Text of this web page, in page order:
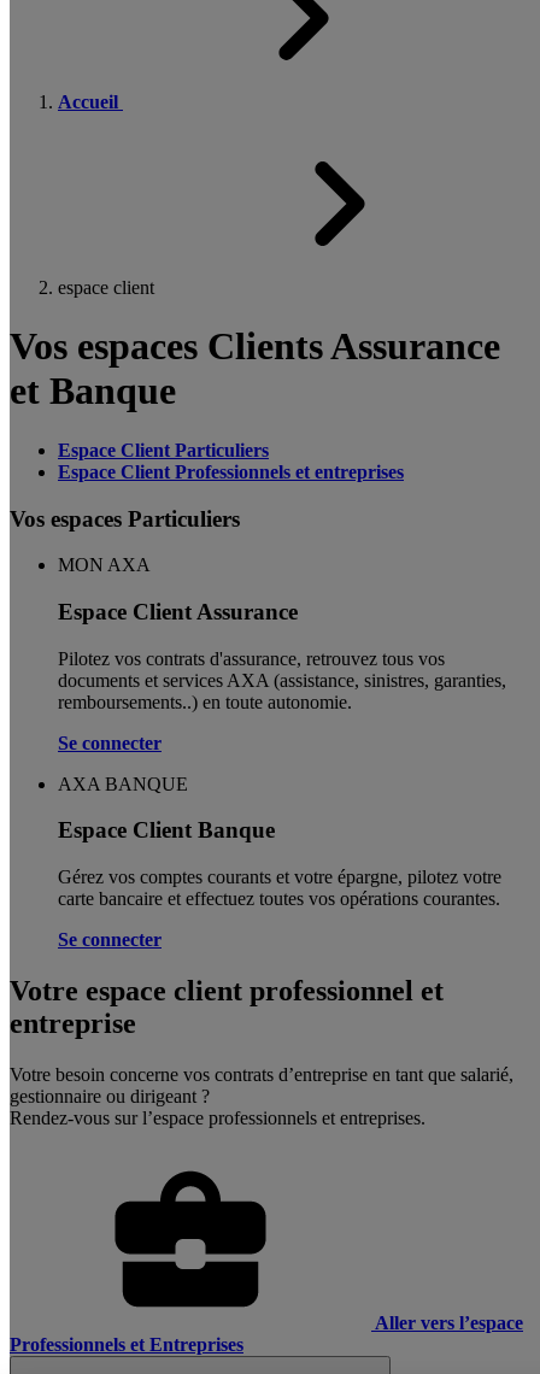
Accueil
espace client
Vos espaces Clients Assurance
et Banque
Espace Client Particuliers
Espace Client Professionnels et entreprises
Vos espaces Particuliers
MON AXA
Espace Client Assurance
Pilotez vos contrats d'assurance, retrouvez tous vos
documents et services AXA (assistance, sinistres, garanties,
remboursements..) en toute autonomie. ​
Se connecter
AXA BANQUE
Espace Client Banque
Gérez vos comptes courants et votre épargne, pilotez votre
carte bancaire et effectuez toutes vos opérations courantes.
Se connecter
Votre espace client professionnel et
entreprise
Votre besoin concerne vos contrats d’entreprise en tant que salarié,
gestionnaire ou dirigeant ?
Rendez-vous sur l’espace professionnels et entreprises.
Aller vers l’espace
Professionnels et Entreprises